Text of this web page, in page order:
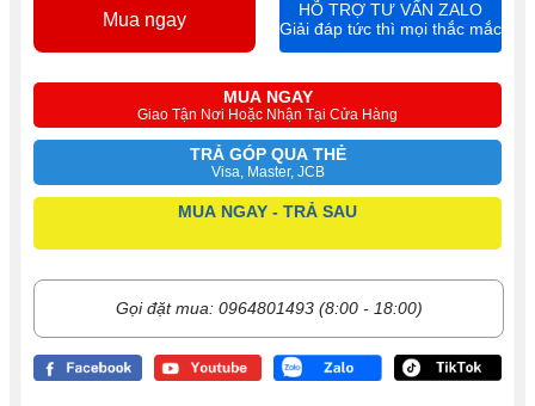
MUA NGAY
Giao Tận Nơi Hoặc Nhận Tại Cửa Hàng
TRẢ GÓP QUA THẺ
Visa, Master, JCB
MUA NGAY - TRẢ SAU
Gọi đặt mua: 0964801493 (8:00 - 18:00)
Mua ngay
HỖ TRỢ TƯ VẤN ZALO
Giải đáp tức thì mọi thắc mắc